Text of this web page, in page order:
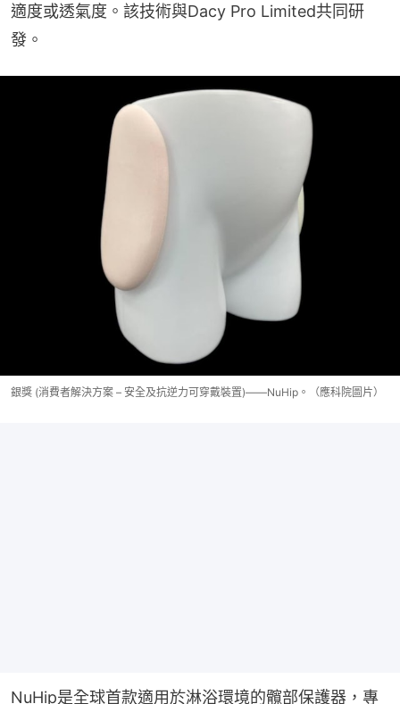
適度或透氣度。該技術與Dacy Pro Limited共同研
發。
銀獎 (消費者解決方案 – 安全及抗逆力可穿戴裝置)——NuHip。（應科院圖片）
NuHip是全球首款適用於淋浴環境的髖部保護器，專